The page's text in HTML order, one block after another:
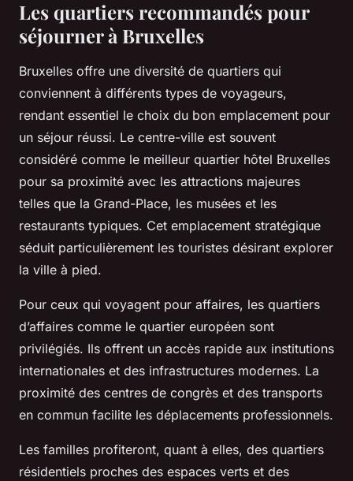
Les quartiers recommandés pour
séjourner à Bruxelles
Bruxelles offre une diversité de quartiers qui
conviennent à différents types de voyageurs,
rendant essentiel le choix du bon emplacement pour
un séjour réussi. Le centre-ville est souvent
considéré comme le meilleur quartier hôtel Bruxelles
pour sa proximité avec les attractions majeures
telles que la Grand-Place, les musées et les
restaurants typiques. Cet emplacement stratégique
séduit particulièrement les touristes désirant explorer
la ville à pied.
Pour ceux qui voyagent pour affaires, les quartiers
d’affaires comme le quartier européen sont
privilégiés. Ils offrent un accès rapide aux institutions
internationales et des infrastructures modernes. La
proximité des centres de congrès et des transports
en commun facilite les déplacements professionnels.
Les familles profiteront, quant à elles, des quartiers
résidentiels proches des espaces verts et des